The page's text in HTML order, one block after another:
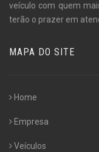
veículo com quem
terão o prazer em
MAPA DO SITE
Home
Empresa
Veículos